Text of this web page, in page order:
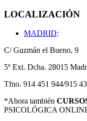
LOCALIZACIÓN
MADRID:
C/ Guzmán el Bueno, 9
5º Ext. Dcha. 28015
Tfno. 914 451 944/
*Ahora también
PSICOLÓGICA